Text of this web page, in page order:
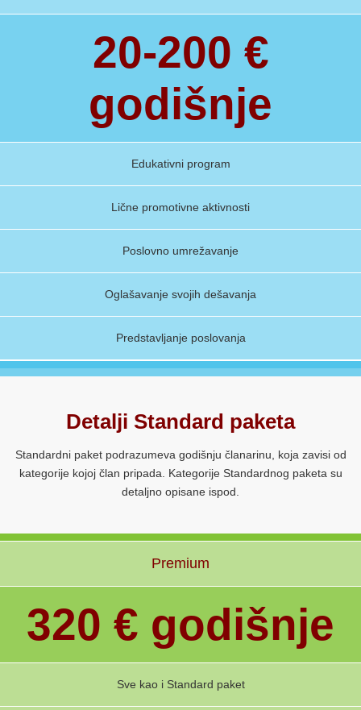
20-200 €
godišnje
Edukativni program
Lične promotivne aktivnosti
Poslovno umrežavanje
Oglašavanje svojih dešavanja
Predstavljanje poslovanja
Detalji Standard paketa
Standardni paket podrazumeva godišnju članarinu, koja zavisi od
kategorije kojoj član pripada. Kategorije Standardnog paketa su
detaljno opisane ispod.
Premium
320 € godišnje
Sve kao i Standard paket